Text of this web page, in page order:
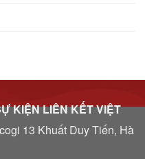
KIỆN LIÊN KẾT VIỆT
13 Khuất Duy Tiến, Hà